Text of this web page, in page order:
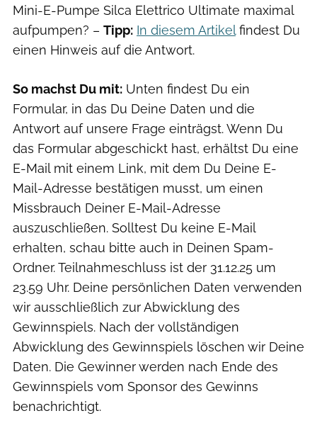
Mini-E-Pumpe Silca Elettrico Ultimate maximal
aufpumpen? – Tipp: In diesem Artikelfindest Du
einen Hinweis auf die Antwort.
So machst Du mit: Unten findest Du ein
Formular, in das Du Deine Daten und die
Antwort auf unsere Frage einträgst. Wenn Du
das Formular abgeschickt hast, erhältst Du eine
E-Mail mit einem Link, mit dem Du Deine E-
Mail-Adresse bestätigen musst, um einen
Missbrauch Deiner E-Mail-Adresse
auszuschließen. Solltest Du keine E-Mail
erhalten, schau bitte auch in Deinen Spam-
Ordner. Teilnahmeschluss ist der 31.12.25 um
23.59 Uhr. Deine persönlichen Daten verwenden
wir ausschließlich zur Abwicklung des
Gewinnspiels. Nach der vollständigen
Abwicklung des Gewinnspiels löschen wir Deine
Daten. Die Gewinner werden nach Ende des
Gewinnspiels vom Sponsor des Gewinns
benachrichtigt.